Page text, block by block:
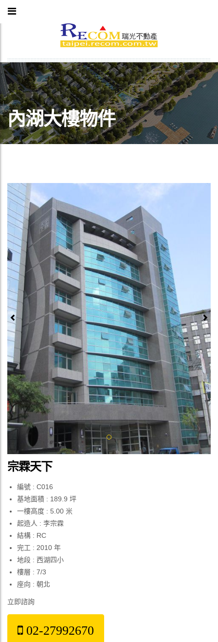
內湖大樓物件
Previous Next
宗霖天下
編號 : C016
基地面積 : 189.9 坪
一樓高度 : 5.00 米
起造人 : 李宗霖
結構 : RC
完工 : 2010 年
地段 : 西湖四小
樓層 : 7/3
座向 : 朝北
立即諮詢
02-27992670